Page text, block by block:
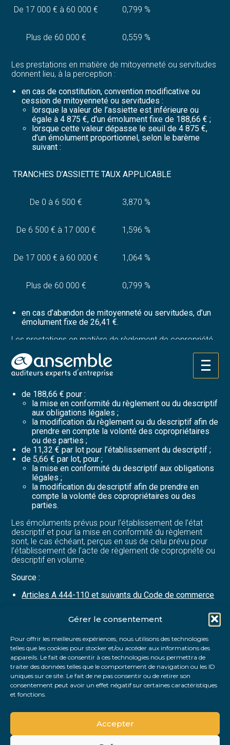
Gérer le consentement
Pour offrir les meilleures expériences, nous utilisons des technologies
telles que les cookies pour stocker et/ou accéder aux informations des
appareils. Le fait de consentir à ces technologies nous permettra de
traiter des données telles que le comportement de navigation ou les ID
uniques sur ce site. Le fait de ne pas consentir ou de retirer son
consentement peut avoir un effet négatif sur certaines caractéristiques
et fonctions.
Accepter
Aller
au
De 17 000 € à 60 000 € 0,799 %
Plus de 60 000 € 0,559 %
Les prestations en matière de mitoyenneté ou servitudes
donnent lieu, à la perception :
en cas de constitution, convention modificative ou
cession de mitoyenneté ou servitudes :
lorsque la valeur de l’assiette est inférieure ou
égale à 4 875 €, d’un émolument fixe de 188,66 € ;
lorsque cette valeur dépasse le seuil de 4 875 €,
d’un émolument proportionnel, selon le barème
suivant :
TRANCHES D’ASSIETTE TAUX APPLICABLE
De 0 à 6 500 € 3,870 %
De 6 500 € à 17 000 € 1,596 %
De 17 000 € à 60 000 € 1,064 %
Plus de 60 000 € 0,799 %
en cas d’abandon de mitoyenneté ou servitudes, d’un
émolument fixe de 26,41 €.
Les prestations en matière de règlement de copropriété
émolument :
de 377,31 €, pour l’établissement de l’acte de
de 188,66 € pour :
la mise en conformité du règlement ou du descriptif
aux obligations légales ;
la modification du règlement ou du descriptif afin de
prendre en compte la volonté des copropriétaires
ou des parties ;
de 11,32 € par lot pour l’établissement du descriptif ;
de 5,66 € par lot, pour ;
la mise en conformité du descriptif aux obligations
légales ;
la modification du descriptif afin de prendre en
compte la volonté des copropriétaires ou des
parties.
Les émoluments prévus pour l’établissement de l’état
descriptif et pour la mise en conformité du règlement
sont, le cas échéant, perçus en sus de celui prévu pour
l’établissement de l’acte de règlement de copropriété ou
descriptif en volume.
Source :
Articles A 444-110 et suivants du Code de commerce
FaceBook
TwitterLinkedIn